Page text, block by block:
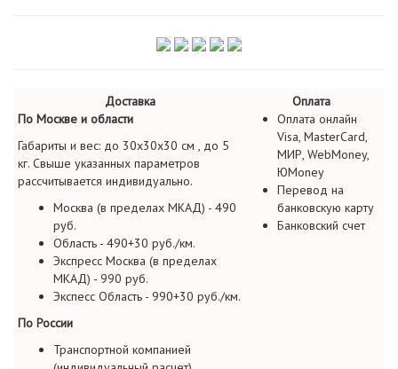
Доставка
Оплата
По Москве и области
Габариты и вес: до 30х30х30 см , до 5
кг. Свыше указанных параметров
рассчитывается индивидуально.
Москва (в пределах МКАД) - 490
руб.
Область - 490+30 руб./км.
Экспресс Москва (в пределах
МКАД) - 990 руб.
Экспесс Область - 990+30 руб./км.
По России
Транспортной компанией
Оплата онлайн
Visa, MasterCard,
МИР, WebMoney,
ЮMoney
Перевод на
банковскую карту
Банковский счет